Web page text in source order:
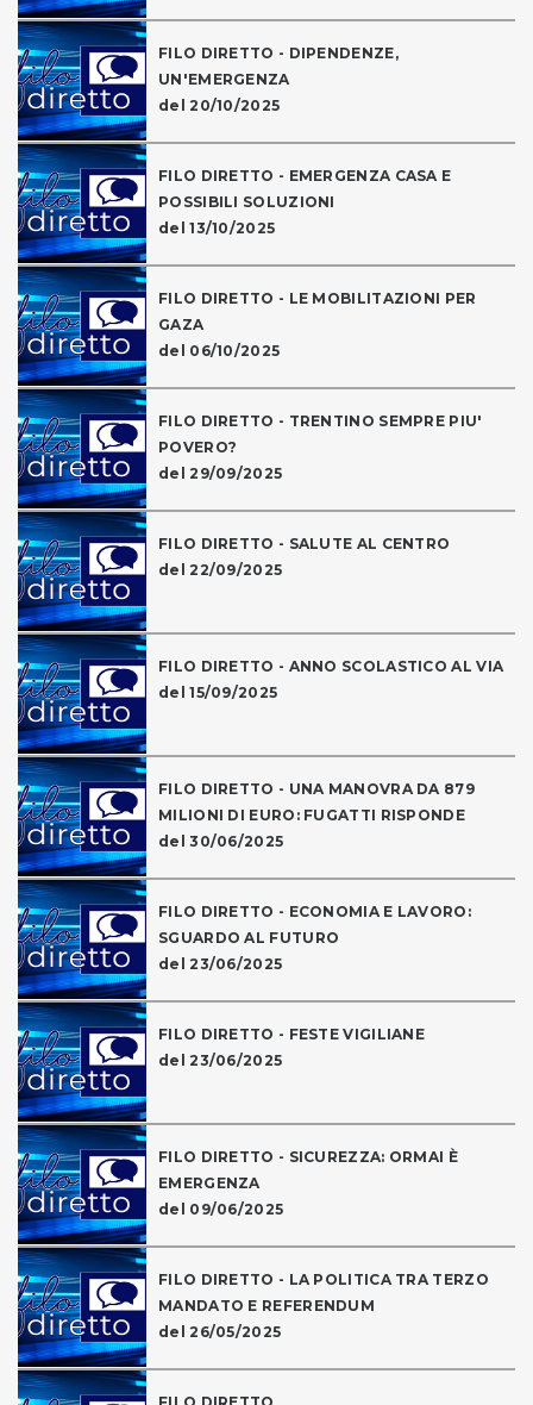
FILO DIRETTO - DIPENDENZE,
UN'EMERGENZA
del 20/10/2025
FILO DIRETTO - EMERGENZA CASA E
POSSIBILI SOLUZIONI
del 13/10/2025
FILO DIRETTO - LE MOBILITAZIONI PER
GAZA
del 06/10/2025
FILO DIRETTO - TRENTINO SEMPRE PIU'
POVERO?
del 29/09/2025
FILO DIRETTO - SALUTE AL CENTRO
del 22/09/2025
FILO DIRETTO - ANNO SCOLASTICO AL VIA
del 15/09/2025
FILO DIRETTO - UNA MANOVRA DA 879
MILIONI DI EURO: FUGATTI RISPONDE
del 30/06/2025
FILO DIRETTO - ECONOMIA E LAVORO:
SGUARDO AL FUTURO
del 23/06/2025
FILO DIRETTO - FESTE VIGILIANE
del 23/06/2025
FILO DIRETTO - SICUREZZA: ORMAI È
EMERGENZA
del 09/06/2025
FILO DIRETTO - LA POLITICA TRA TERZO
MANDATO E REFERENDUM
del 26/05/2025